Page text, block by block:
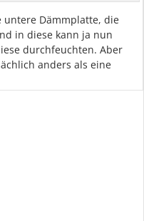
untere Dämmplatte, die
in diese kann ja nun
durchfeuchten. Aber
anders als eine